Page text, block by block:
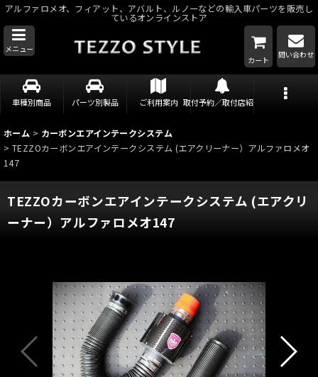
アルファロメオ、フィアット、アバルト、ルノーなどの輸入車パーツを販売し
ているオンラインストア
メニュー
カート
問い合わせ
車種別商品 パーツ別製品 ご利用案内 取付予約／取付店紹介
ホーム > カーボンエアインテークシステム
> TEZZOカーボンエアインテークシステム (エアクリーナー）アルファロメオ
147
TEZZOカーボンエアインテークシステム (エアクリ
ーナー）アルファロメオ147